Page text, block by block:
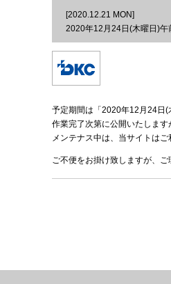
[2020.12.21 MON]
2020年12月24日(木曜日)午
予定期間は「2020年12月24日
作業完了次第に公開いたしま
メンテナス中は、当サイトはご
ご不便をお掛け致しますが、